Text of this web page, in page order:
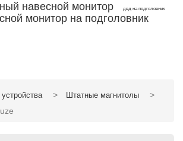
навесной монитор двд на подголовник
монитор на подголовник
> Штатные магнитолы >